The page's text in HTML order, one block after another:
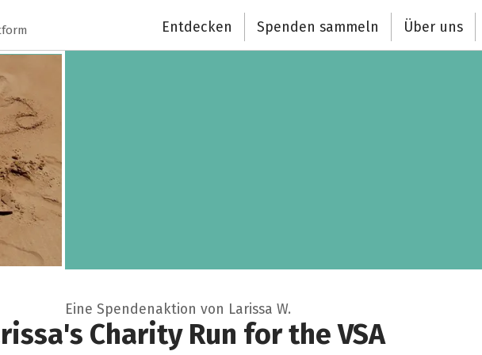
Entdecken Spenden sammeln Über uns
Eine Spendenaktion von Larissa W.
Charity Run for the VSA